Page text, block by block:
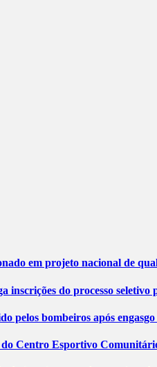
em projeto nacional de
do processo seletivo
pelos bombeiros após
Centro Esportivo